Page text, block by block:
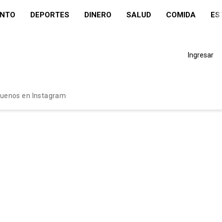
DEPORTES DINERO SALUD COMIDA
Ingresar
en Instagram